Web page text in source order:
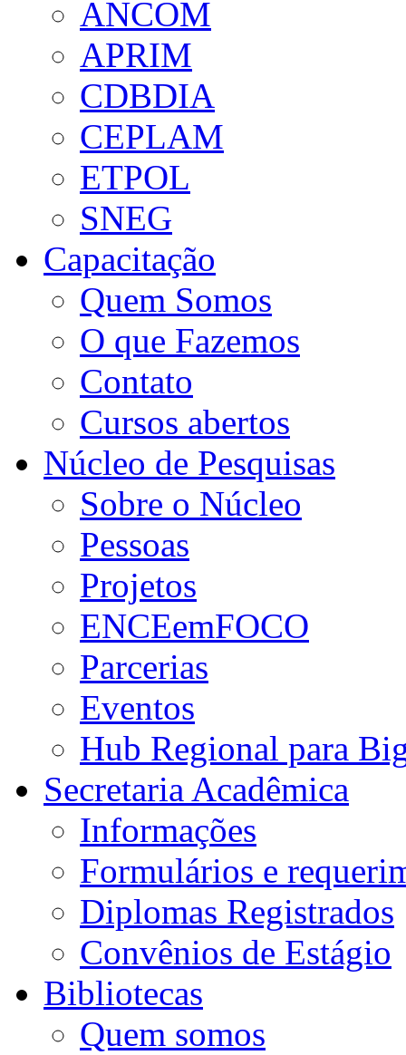
ANCOM
APRIM
CDBDIA
CEPLAM
ETPOL
SNEG
Capacitação
Quem Somos
O que Fazemos
Contato
Cursos abertos
Núcleo de Pesquisas
Sobre o Núcleo
Pessoas
Projetos
ENCEemFOCO
Parcerias
Eventos
Hub Regional para
Secretaria Acadêmica
Informações
Formulários e
Diplomas Registrados
Convênios de Estágio
Bibliotecas
Quem somos